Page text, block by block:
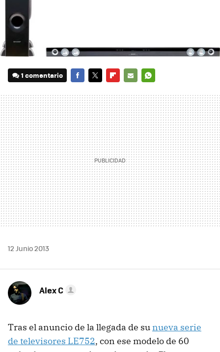
1 comentario
MAIL
12 Junio 2013
Alex C
Tras el anuncio de la llegada de su nueva serie
de televisores LE752, con ese modelo de 60